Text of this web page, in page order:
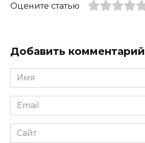
Оцените статью
Добавить комментарий
Имя
*
Email
*
Сайт